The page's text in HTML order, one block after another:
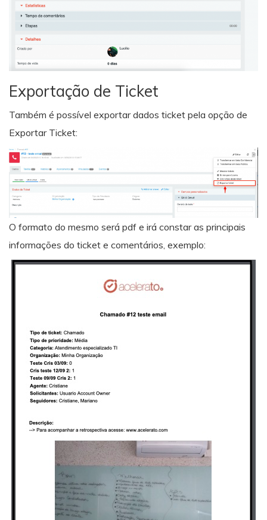
Exportação de Ticket
Também é possível exportar dados ticket pela opção de
Exportar Ticket:
O formato do mesmo será pdf e irá constar as principais
informações do ticket e comentários, exemplo: